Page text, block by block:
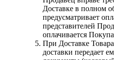
Доставке в полном
предусматривает
представителей
оплачивается
При Доставке
доставки передает